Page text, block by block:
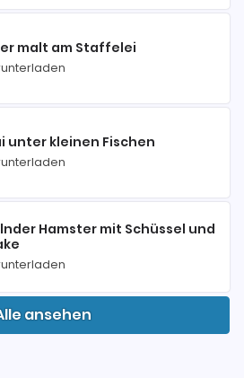
malt am Staffelei
unter kleinen Fischen
Hamster mit Schüssel und
ansehen